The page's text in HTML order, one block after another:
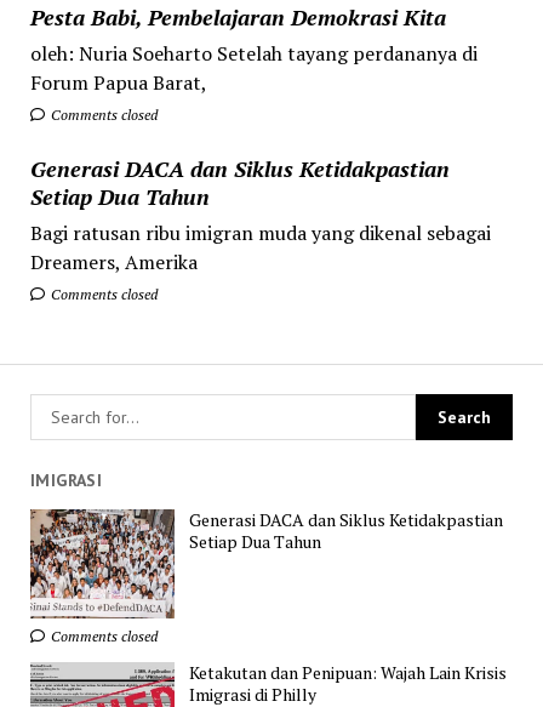
Pesta Babi, Pembelajaran Demokrasi Kita
oleh: Nuria Soeharto Setelah tayang perdananya di
Forum Papua Barat,
Comments closed
Generasi DACA dan Siklus Ketidakpastian
Setiap Dua Tahun
Bagi ratusan ribu imigran muda yang dikenal sebagai
Dreamers, Amerika
Comments closed
IMIGRASI
Generasi DACA dan Siklus Ketidakpastian
Setiap Dua Tahun
Comments closed
Ketakutan dan Penipuan: Wajah Lain Krisis
Imigrasi di Philly